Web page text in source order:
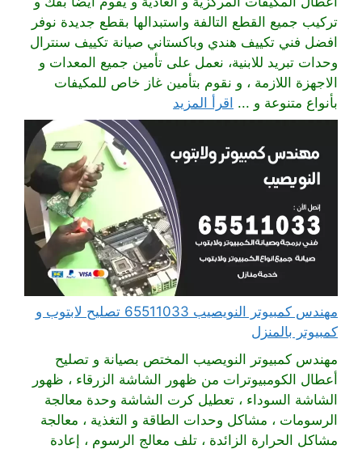
تركيب جميع القطع التالفة واستبدالها بقطع جديدة نوفر
افضل فني تكييف هندي وباكستاني صيانة تكييف سنترال
وحدات تبريد للابنية، نعمل على تأمين جميع المعدات و
الاجهزة اللازمة ، و نقوم بتأمين غاز خاص للمكيفات
بأنواع متنوعة و ... اقرأ المزيد
مهندس كمبيوتر النويصيب 65511033 تصليح لابتوب و
كمبيوتر بالمنزل
مهندس كمبيوتر النويصيب المختص بصيانة و تصليح
أعطال الكومبيوترات من ظهور الشاشة الزرقاء ، ظهور
الشاشة السوداء ، تعطيل كرت الشاشة وحدة معالجة
الرسومات ، مشاكل وحدات الطاقة و التغذية ، معالجة
مشاكل الحرارة الزائدة ، تلف معالج الرسوم ، إعادة